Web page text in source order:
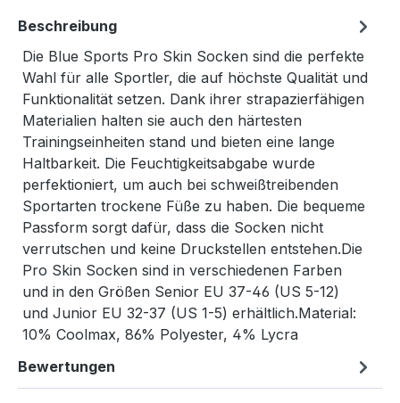
Beschreibung
Die Blue Sports Pro Skin Socken sind die perfekte
Wahl für alle Sportler, die auf höchste Qualität und
Funktionalität setzen. Dank ihrer strapazierfähigen
Materialien halten sie auch den härtesten
Trainingseinheiten stand und bieten eine lange
Haltbarkeit. Die Feuchtigkeitsabgabe wurde
perfektioniert, um auch bei schweißtreibenden
Sportarten trockene Füße zu haben. Die bequeme
Passform sorgt dafür, dass die Socken nicht
verrutschen und keine Druckstellen entstehen.Die
Pro Skin Socken sind in verschiedenen Farben
und in den Größen Senior EU 37-46 (US 5-12)
und Junior EU 32-37 (US 1-5) erhältlich.Material:
10% Coolmax, 86% Polyester, 4% Lycra
Bewertungen